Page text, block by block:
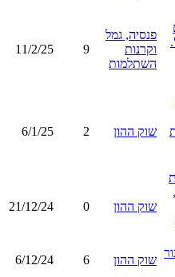
פנסיה, גמל
וקרנות
השתלמות
9
11/2/25
שוק ההון 2
6/1/25
שוק ההון 0
21/12/24
שוק ההון 6
6/12/24